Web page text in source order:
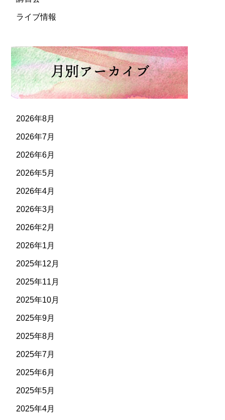
ライブ情報
2026年8月
2026年7月
2026年6月
2026年5月
2026年4月
2026年3月
2026年2月
2026年1月
2025年12月
2025年11月
2025年10月
2025年9月
2025年8月
2025年7月
2025年6月
2025年5月
2025年4月